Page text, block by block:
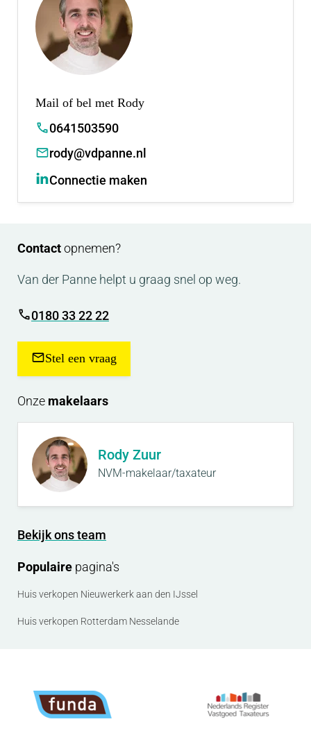
Mail of bel met Rody
0641503590
rody@vdpanne.nl
Connectie maken
Contactopnemen?
Van der Panne helpt u graag snel op weg.
0180 33 22 22
Stel een vraag
Onze makelaars
Rody Zuur
NVM-makelaar/taxateur
Bekijk ons team
Populaire pagina's
Huis verkopen Nieuwerkerk aan den IJssel
Huis verkopen Rotterdam Nesselande